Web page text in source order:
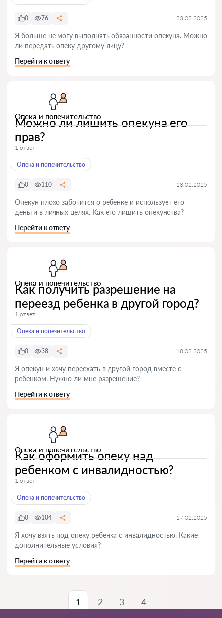
0 76 23.02.2025
Я больше не могу выполнять обязанности опекуна. Можно
ли передать опеку другому лицу?
Перейти к ответу
Опека и попечительство
Можно ли лишить опекуна его
прав?
1 ответ
Опека и попечительство
0 110 18.02.2025
Опекун плохо заботится о ребенке и использует его
деньги в личных целях. Как его лишить опекунства?
Перейти к ответу
Опека и попечительство
Как получить разрешение на
переезд ребенка в другой город?
1 ответ
Опека и попечительство
0 38 18.02.2025
Я опекун и хочу переехать в другой город вместе с
ребенком. Нужно ли мне разрешение?
Перейти к ответу
Опека и попечительство
Как оформить опеку над
ребенком с инвалидностью?
1 ответ
Опека и попечительство
0 104 17.02.2025
Я хочу взять под опеку ребенка с инвалидностью. Какие
дополнительные условия?
Перейти к ответу
1 2 3 4